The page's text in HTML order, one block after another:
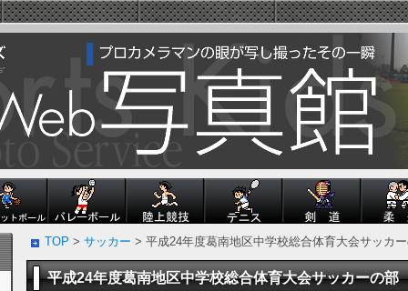
TOP > サッカー > 平成24年度葛南地区中学校総合体育大会サッカ
平成24年度葛南地区中学校総合体育大会サッカーの部